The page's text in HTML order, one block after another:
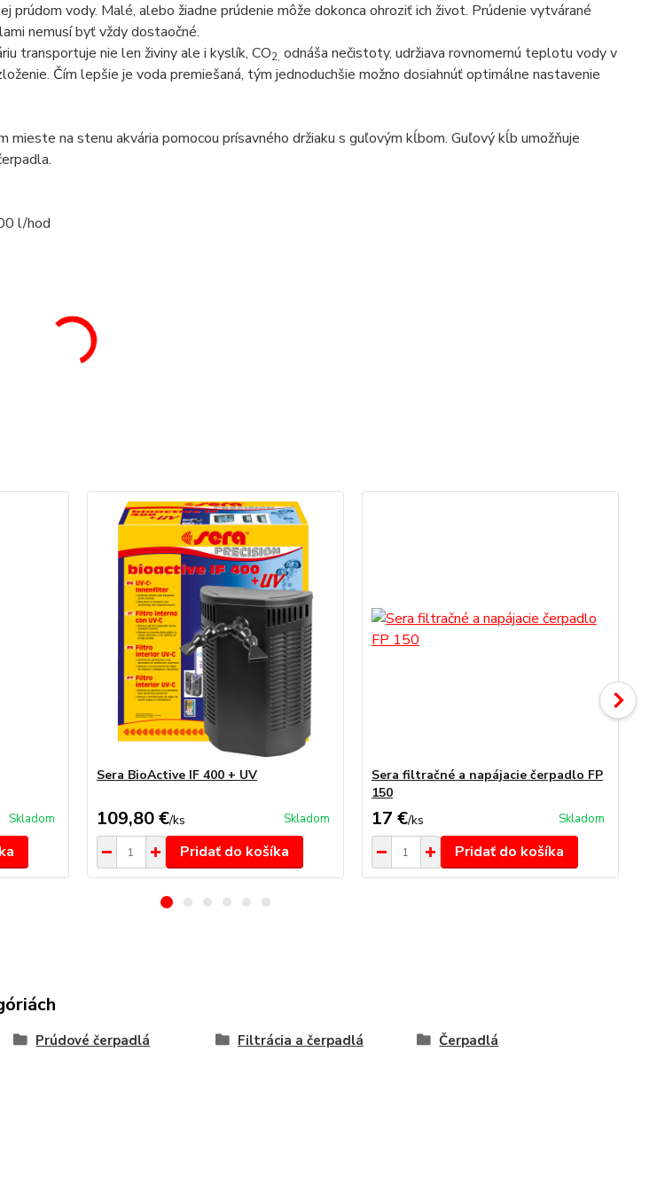
prúdom vody. Malé, alebo žiadne prúdenie môže dokonca ohroziť ich život. Prúdenie vytvárané
nemusí byť vždy dostaočné.
transportuje nie len živiny ale i kyslík, CO2, odnáša nečistoty, udržiava rovnomernú teplotu vody v
Čím lepšie je voda premiešaná, tým jednoduchšie možno dosiahnúť optimálne nastavenie
mieste na stenu akvária pomocou prísavného držiaku s guľovým kĺbom. Guľový kĺb umožňuje
l/hod
Skladom
Sera BioActive IF 400 + UV
109,80 €/ks Skladom
Pridať do košíka
Sera filtračné a napájacie čerpadlo FP
150
17 €/ks Skladom
Pridať do košíka
Prúdové čerpadlá Filtrácia a čerpadlá Čerpadlá